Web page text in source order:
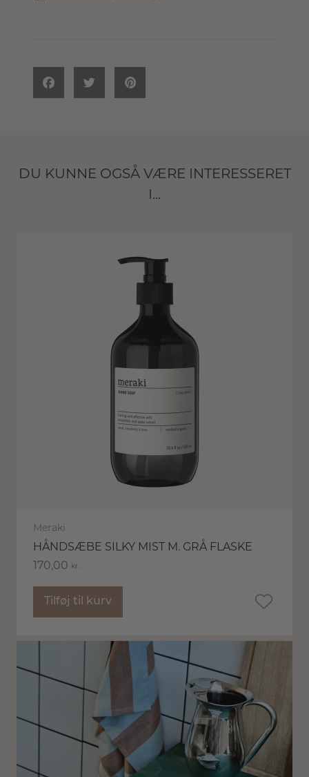
DU KUNNE OGSÅ VÆRE INTERESSERET
I...
Meraki
HÅNDSÆBE SILKY MIST M. GRÅ FLASKE
170,00
kr.
Tilføj til kurv